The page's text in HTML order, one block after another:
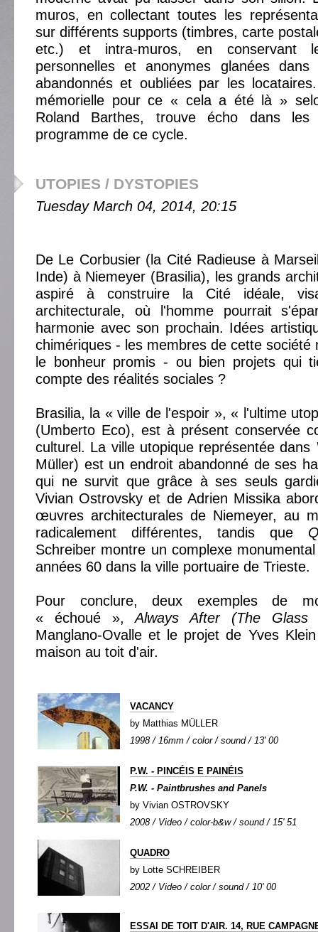
muros, en collectant toutes les
sur différents supports (timbres, carte
etc.) et intra-muros, en conservant
personnelles et anonymes glanées dans
abandonnés et oubliées par les
mémorielle pour ce « cela a été là »
Roland Barthes, trouve écho dans
programme de ce cycle.
UTOPIES / DYSTOPIES
Tuesday March 04, 2014, 20:15
De Le Corbusier (la Cité Radieuse à
Inde) à Niemeyer (Brasilia), les grands
aspiré à construire la Cité idéale,
architecturale, où l'homme pourrait
harmonie avec son prochain. Idées
chimériques - les membres de cette société
le bonheur promis - ou bien projets qui
compte des réalités sociales ?
Brasilia, la « ville de l'espoir », « l'ultime
(Umberto Eco), est à présent conservée
culturel. La ville utopique représentée dans
Müller) est un endroit abandonné de ses
qui ne survit que grâce à ses seuls
Vivian Ostrovsky et de Adrien Missika
œuvres architecturales de Niemeyer, au
radicalement différentes, tandis que
Schreiber montre un complexe
années 60 dans la ville portuaire de Trieste.
Pour conclure, deux exemples de
« échoué »,Always After (The Glass
Manglano-Ovalle et le projet de Yves
maison au toit d'air.
VACANCY
by Matthias MÜLLER
1998 / 16mm / color / sound / 13' 00
P.W. - PINCÉIS E PAINÉIS
P.W. - Paintbrushes and Panels
by Vivian OSTROVSKY
2008 / Video / color-b&w / sound / 15' 51
QUADRO
by Lotte SCHREIBER
2002 / Video / color / sound / 10' 00
ESSAI DE TOIT D'AIR. 14, RUE